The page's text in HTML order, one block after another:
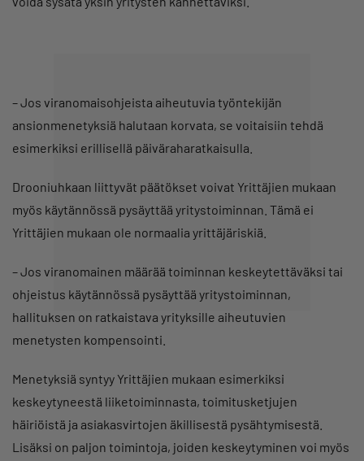
– Jos viranomaisohjeista aiheutuvia työntekijän
ansionmenetyksiä halutaan korvata, se voitaisiin tehdä
esimerkiksi erillisellä päiväraharatkaisulla.
Drooniuhkaan liittyvät päätökset voivat Yrittäjien mukaan
myös käytännössä pysäyttää yritystoiminnan. Tämä ei
Yrittäjien mukaan ole normaalia yrittäjäriskiä.
– Jos viranomainen määrää toiminnan keskeytettäväksi tai
ohjeistus käytännössä pysäyttää yritystoiminnan,
hallituksen on ratkaistava yrityksille aiheutuvien
menetysten kompensointi.
Menetyksiä syntyy Yrittäjien mukaan esimerkiksi
keskeytyneestä liiketoiminnasta, toimitusketjujen
häiriöistä ja asiakasvirtojen äkillisestä pysähtymisestä.
Lisäksi on paljon toimintoja, joiden keskeytyminen voi myös